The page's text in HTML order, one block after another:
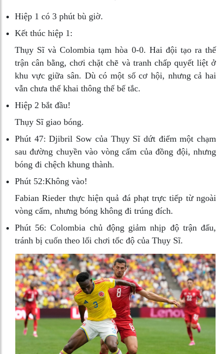
Hiệp 1 có 3 phút bù giờ.
Kết thúc hiệp 1:
Thụy Sĩ và Colombia tạm hòa 0-0. Hai đội tạo ra thế
trận cân bằng, chơi chặt chẽ và tranh chấp quyết liệt ở
khu vực giữa sân. Dù có một số cơ hội, nhưng cả hai
vẫn chưa thể khai thông thế bế tắc.
Hiệp 2 bắt đầu!
Thụy Sĩ giao bóng.
Phút 47: Djibril Sow của Thụy Sĩ dứt điểm một chạm
sau đường chuyền vào vòng cấm của đồng đội, nhưng
bóng đi chệch khung thành.
Phút 52:Không vào!
Fabian Rieder thực hiện quả đá phạt trực tiếp từ ngoài
vòng cấm, nhưng bóng không đi trúng đích.
Phút 56: Colombia chủ động giảm nhịp độ trận đấu,
tránh bị cuốn theo lối chơi tốc độ của Thụy Sĩ.